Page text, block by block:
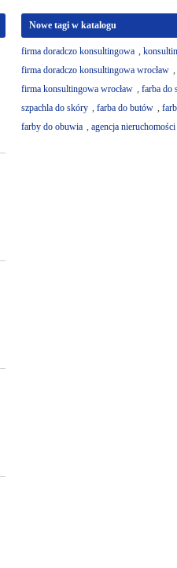
Nowe tagi w katalogu
firma doradczo konsultingowa ,
firma doradczo konsultingowa wrocław ,
firma konsultingowa wrocław , farba do
szpachla do skóry , farba do butów ,
farby do obuwia , agencja